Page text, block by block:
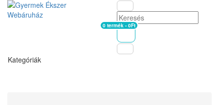
Kosár
0 termék - 0Ft
Kategóriák